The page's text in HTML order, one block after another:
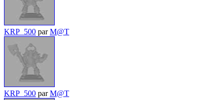
KRP_500 parM@T
KRP_500 parM@T